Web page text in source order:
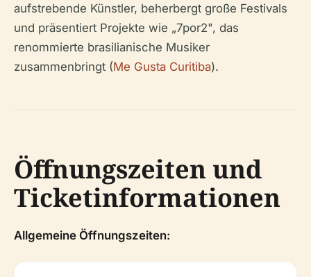
aufstrebende Künstler, beherbergt große Festivals
und präsentiert Projekte wie „7por2", das
renommierte brasilianische Musiker
zusammenbringt (Me Gusta Curitiba).
Öffnungszeiten und
Ticketinformationen
Allgemeine Öffnungszeiten: